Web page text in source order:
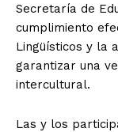
Secretaría de
cumplimiento
Lingüísticos y la
garantizar una
intercultural.
Las y los